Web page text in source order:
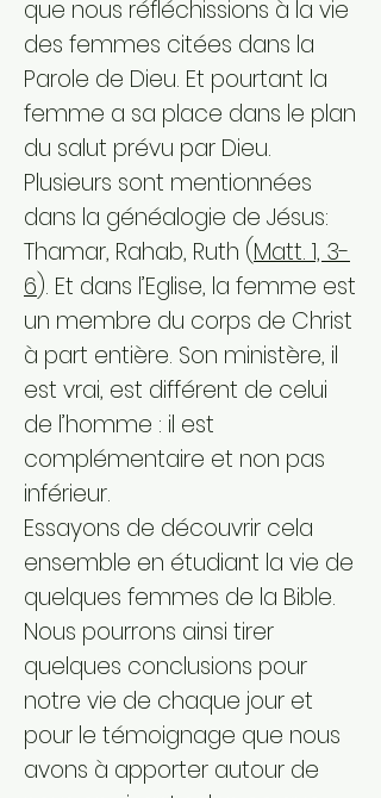
que nous réfléchissions à la vie
des femmes citées dans la
Parole de Dieu. Et pourtant la
femme a sa place dans le plan
du salut prévu par Dieu.
Plusieurs sont mentionnées
dans la généalogie de Jésus:
Thamar, Rahab, Ruth (Matt. 1, 3-
6). Et dans l’Eglise, la femme est
un membre du corps de Christ
à part entière. Son ministère, il
est vrai, est différent de celui
de l’homme : il est
complémentaire et non pas
inférieur.
Essayons de découvrir cela
ensemble en étudiant la vie de
quelques femmes de la Bible.
Nous pourrons ainsi tirer
quelques conclusions pour
notre vie de chaque jour et
pour le témoignage que nous
avons à apporter autour de